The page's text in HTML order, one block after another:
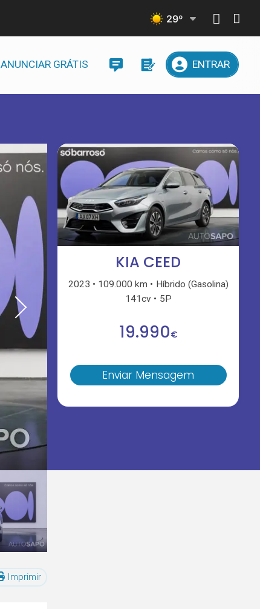
29º
ANUNCIAR GRÁTIS ENTRAR
KIA CEED
2023 109.000 km
Híbrido (Gasolina)
141cv
5P
19.990€
Enviar Mensagem
Imprimir